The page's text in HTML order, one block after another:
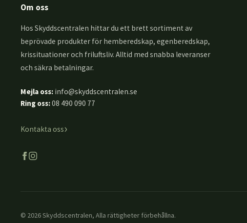
Om oss
Hos Skyddscentralen hittar du ett brett sortiment av
beprövade produkter för hemberedskap, egenberedskap,
krissituationer och friluftsliv. Alltid med snabba leveranser
och säkra betalningar.
Mejla oss: info@skyddscentralen.se
Ring oss:08 490 090 77
Kontakta oss›
© 2026 Skyddscentralen, Alla rättigheter förbehållna.